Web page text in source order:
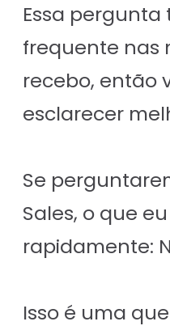
Essa
frequente nas
recebo, então
esclarecer
Se
Sales, o que
rapidamente:
Isso é uma